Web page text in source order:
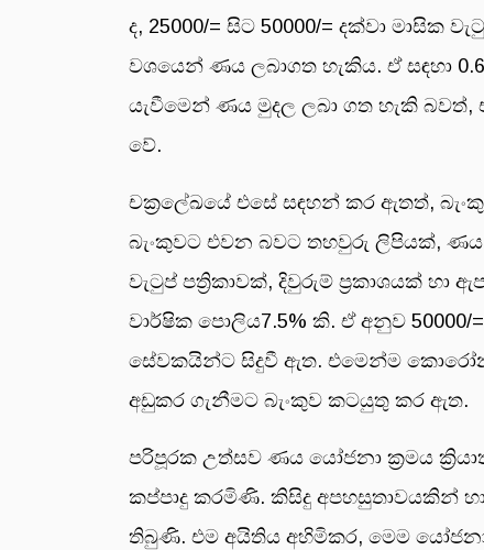
ද, 25000/= සිට 50000/= දක්වා මාසික
වශයෙන් ණය ලබාගත හැකිය. ඒ සඳහා
යැවීමෙන් ණය මුදල ලබා ගත හැකි
වේ.
චක‍්‍රලේඛයේ එසේ සඳහන් කර ඇතත්,
බැංකුවට එවන බවට තහවුරු ලිපියක්,
වැටුප් පත්‍රිකාවක්, දිවුරුම් ප්‍රකාශයක්
වාර්ෂික පොලිය7.5% කි. ඒ අනුව 50000/=
සේවකයින්ට සිදුවී ඇත. එමෙන්ම
අඩුකර ගැනීමට බැංකුව කටයුතු කර ඇත.
පරිපූරක උත්සව ණය යෝජනා ක්‍රමය
කප්පාදු කරමිණි. කිසිදු අපහසුතාවයකින්
තිබුණි. එම අයිතිය අහිමිකර, මෙම